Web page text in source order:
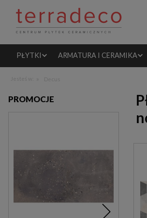
PŁYTKI ARMATURA I CERAMIKA
PROMOCJE